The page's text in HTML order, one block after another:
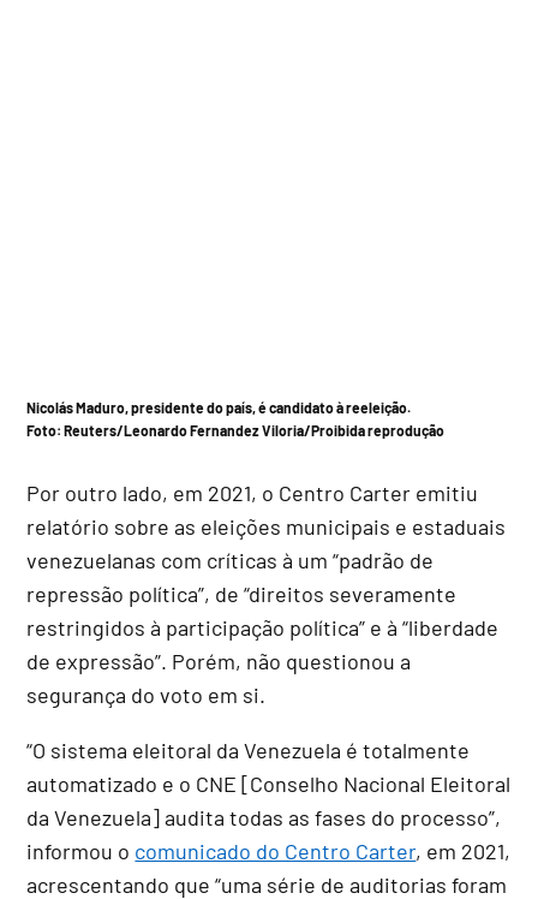
Nicolás Maduro, presidente do país, é candidato à reeleição.
Foto: Reuters/Leonardo Fernandez Viloria/Proibida reprodução
Por outro lado, em 2021, o Centro Carter emitiu
relatório sobre as eleições municipais e estaduais
venezuelanas com críticas à um “padrão de
repressão política”, de “direitos severamente
restringidos à participação política” e à “liberdade
de expressão”. Porém, não questionou a
segurança do voto em si.
“O sistema eleitoral da Venezuela é totalmente
automatizado e o CNE [Conselho Nacional Eleitoral
da Venezuela] audita todas as fases do processo”,
informou o comunicado do Centro Carter, em 2021,
acrescentando que “uma série de auditorias foram